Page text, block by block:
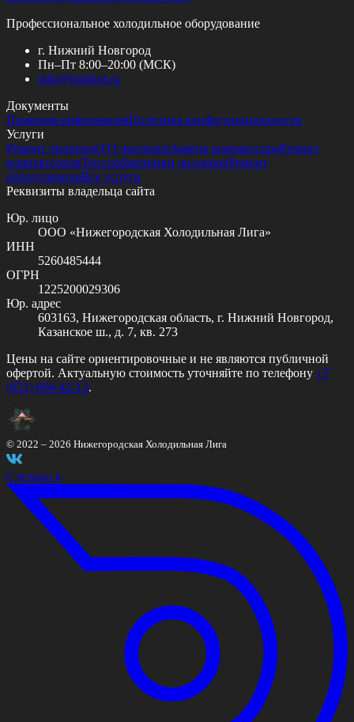
Профессиональное холодильное оборудование
г. Нижний Новгород
Пн–Пт 8:00–20:00 (МСК)
info@nizhhol.ru
Документы
Правовая информацияПолитика конфиденциальности
Услуги
Ремонт чиллеровТО чиллеровЗамена компрессораРемонт
компрессоровТеплообменники чиллеровРемонт
оборудованияВсе услуги
Реквизиты владельца сайта
Юр. лицо
ООО «Нижегородская Холодильная Лига»
ИНН
5260485444
ОГРН
1225200029306
Юр. адрес
603163, Нижегородская область, г. Нижний Новгород,
Казанское ш., д. 7, кв. 273
Цены на сайте ориентировочные и не являются публичной
офертой. Актуальную стоимость уточняйте по телефону +7
(951) 908-42-13.
© 2022 – 2026 Нижегородская Холодильная Лига
Сделано в